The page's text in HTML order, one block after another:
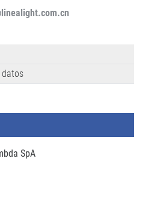
datos
SpA